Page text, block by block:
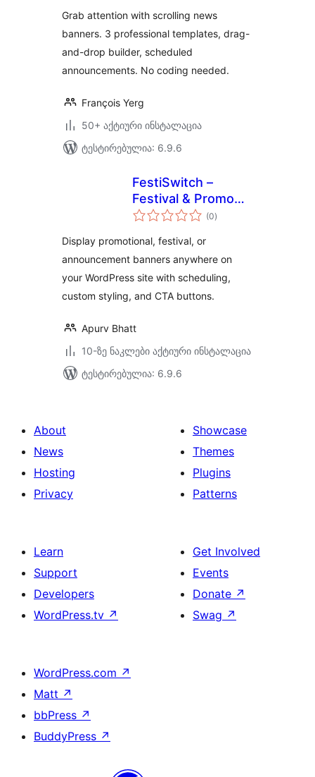
for WordPress
Grab attention with scrolling news
banners. 3 professional templates, drag-
and-drop builder, scheduled
announcements. No coding needed.
François Yerg
50+ აქტიური ინსტალაცია
ტესტირებულია: 6.9.6
FestiSwitch –
Festival & Promo
Slider
(0საერთო
რეიტინგი
)
Display promotional, festival, or
announcement banners anywhere on
your WordPress site with scheduling,
custom styling, and CTA buttons.
Apurv Bhatt
10-ზე ნაკლები აქტიური ინსტალაცია
ტესტირებულია: 6.9.6
About
News
Hosting
Privacy
Showcase
Themes
Plugins
Patterns
Learn
Support
Developers
WordPress.tv ↗
Get Involved
Events
Donate ↗
Swag ↗
WordPress.com ↗
Matt ↗
bbPress ↗
BuddyPress ↗